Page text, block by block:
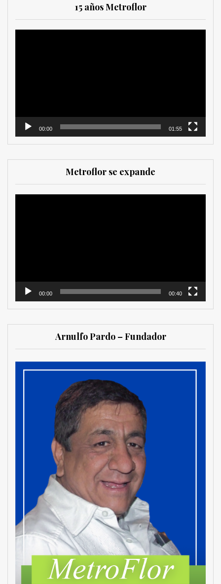
15 años Metroflor
00:00 01:55
Metroflor se expande
00:00 00:40
Arnulfo Pardo – Fundador